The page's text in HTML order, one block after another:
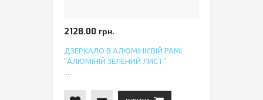
2128.00 грн.
ДЗЕРКАЛО В АЛЮМІНІЄВІЙ РАМІ
"АЛЮМІНІЙ ЗЕЛЕНИЙ ЛИСТ"
.....